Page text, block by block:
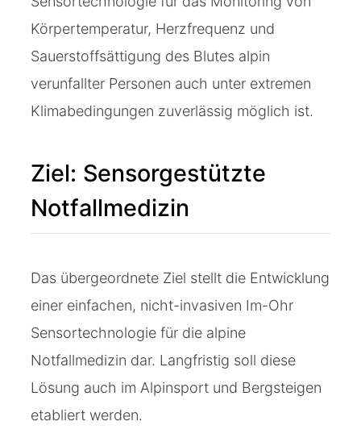
Körpertemperatur, Herzfrequenz und
Sauerstoffsättigung des Blutes alpin
verunfallter Personen auch unter extremen
Klimabedingungen zuverlässig möglich ist.
Ziel: Sensorgestützte
Notfallmedizin
Das übergeordnete Ziel stellt die Entwicklung
einer einfachen, nicht-invasiven Im-Ohr
Sensortechnologie für die alpine
Notfallmedizin dar. Langfristig soll diese
Lösung auch im Alpinsport und Bergsteigen
etabliert werden.